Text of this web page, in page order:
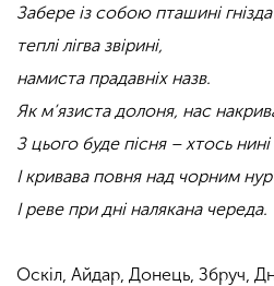
Забере із собою пташині
теплі лігва звірині,
намиста прадавніх назв.
Як м’язиста долоня, нас
З цього буде пісня – хтось нині
І кривава повня над чорним
І реве при дні налякана череда.
Оскіл, Айдар, Донець, Збруч,